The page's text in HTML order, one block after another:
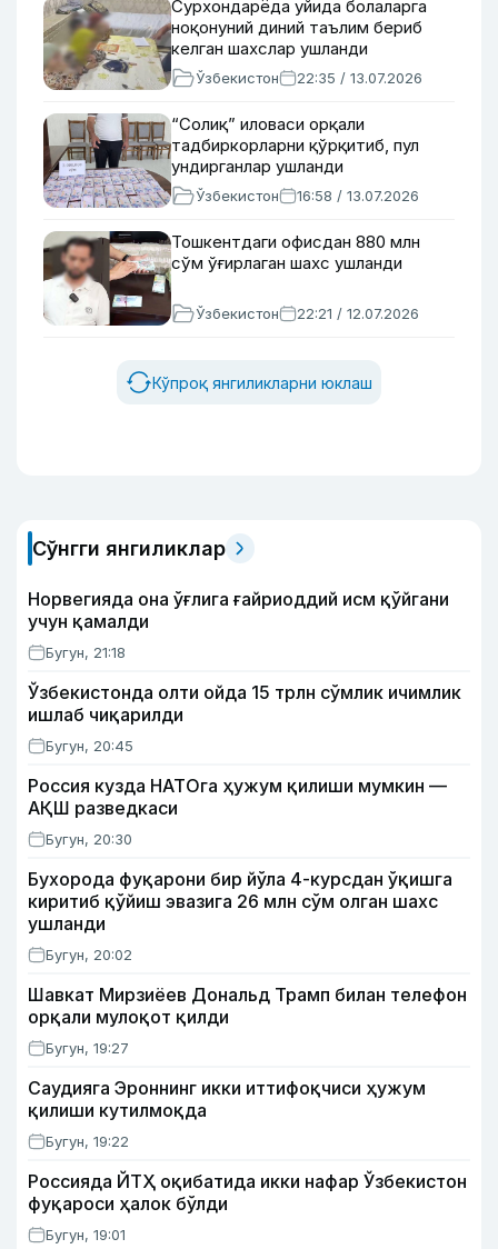
Сурхондарёда уйида болаларга
ноқонуний диний таълим бериб
келган шахслар ушланди
Ўзбекистон 22:35 / 13.07.2026
“Солиқ” иловаси орқали
тадбиркорларни қўрқитиб, пул
ундирганлар ушланди
Ўзбекистон 16:58 / 13.07.2026
Тошкентдаги офисдан 880 млн
сўм ўғирлаган шахс ушланди
Ўзбекистон 22:21 / 12.07.2026
Кўпроқ янгиликларни юклаш
Сўнгги янгиликлар
Норвегияда она ўғлига ғайриоддий исм қўйгани
учун қамалди
Бугун, 21:18
Ўзбекистонда олти ойда 15 трлн сўмлик ичимлик
ишлаб чиқарилди
Бугун, 20:45
Россия кузда НАТОга ҳужум қилиши мумкин —
АҚШ разведкаси
Бугун, 20:30
Бухорода фуқарони бир йўла 4-курсдан ўқишга
киритиб қўйиш эвазига 26 млн сўм олган шахс
ушланди
Бугун, 20:02
Шавкат Мирзиёев Дональд Трамп билан телефон
орқали мулоқот қилди
Бугун, 19:27
Саудияга Эроннинг икки иттифоқчиси ҳужум
қилиши кутилмоқда
Бугун, 19:22
Россияда ЙТҲ оқибатида икки нафар Ўзбекистон
фуқароси ҳалок бўлди
Бугун, 19:01